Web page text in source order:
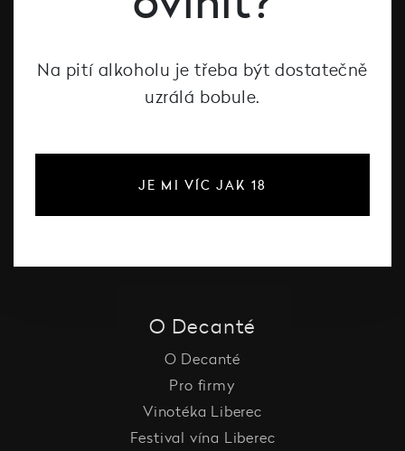
#dcntjelaska
Bílé víno
Růžové víno
Šumivé víno
O Decanté
O Decanté
Pro firmy
Vinotéka Liberec
Festival vína Liberec
Na pití alkoholu je třeba být dostatečně
uzrálá bobule.
JE MI VÍC JAK 18